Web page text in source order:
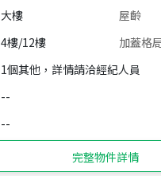
大樓 屋齡
4樓/12樓 加蓋格
1個其他，詳情請洽經紀人員
--
--
完整物件詳情